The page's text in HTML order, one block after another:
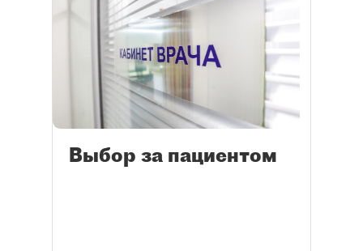
Выбор за пациентом